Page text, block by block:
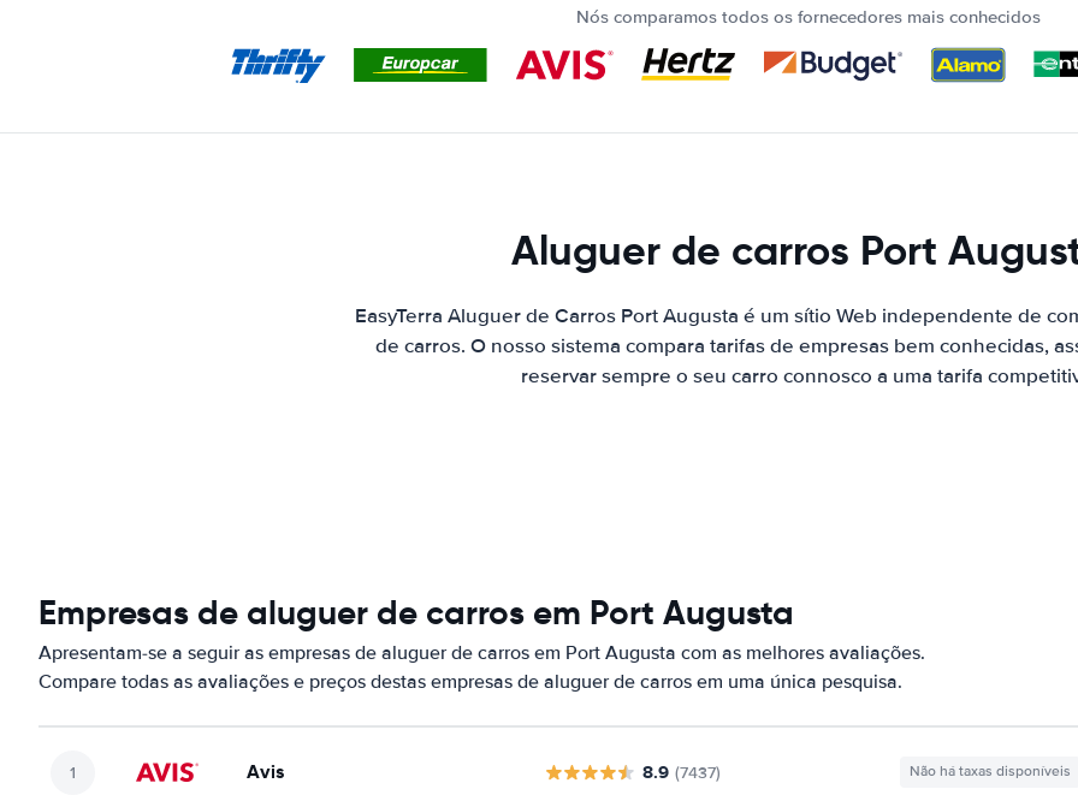
Nós comparamos todos os fornecedores mais conhecidos
Aluguer de carros Port
EasyTerra Aluguer de Carros Port Augusta é um sítio Web independente de
de carros. O nosso sistema compara tarifas de empresas bem conhecidas,
reservar sempre o seu carro connosco a uma tarifa
Empresas de aluguer de carros em Port Augusta
Apresentam-se a seguir as empresas de aluguer de carros em Port Augusta com as melhores avaliações.
Compare todas as avaliações e preços destas empresas de aluguer de carros em uma única pesquisa.
Avis 8.9 (7437) Não há taxas disponíveis